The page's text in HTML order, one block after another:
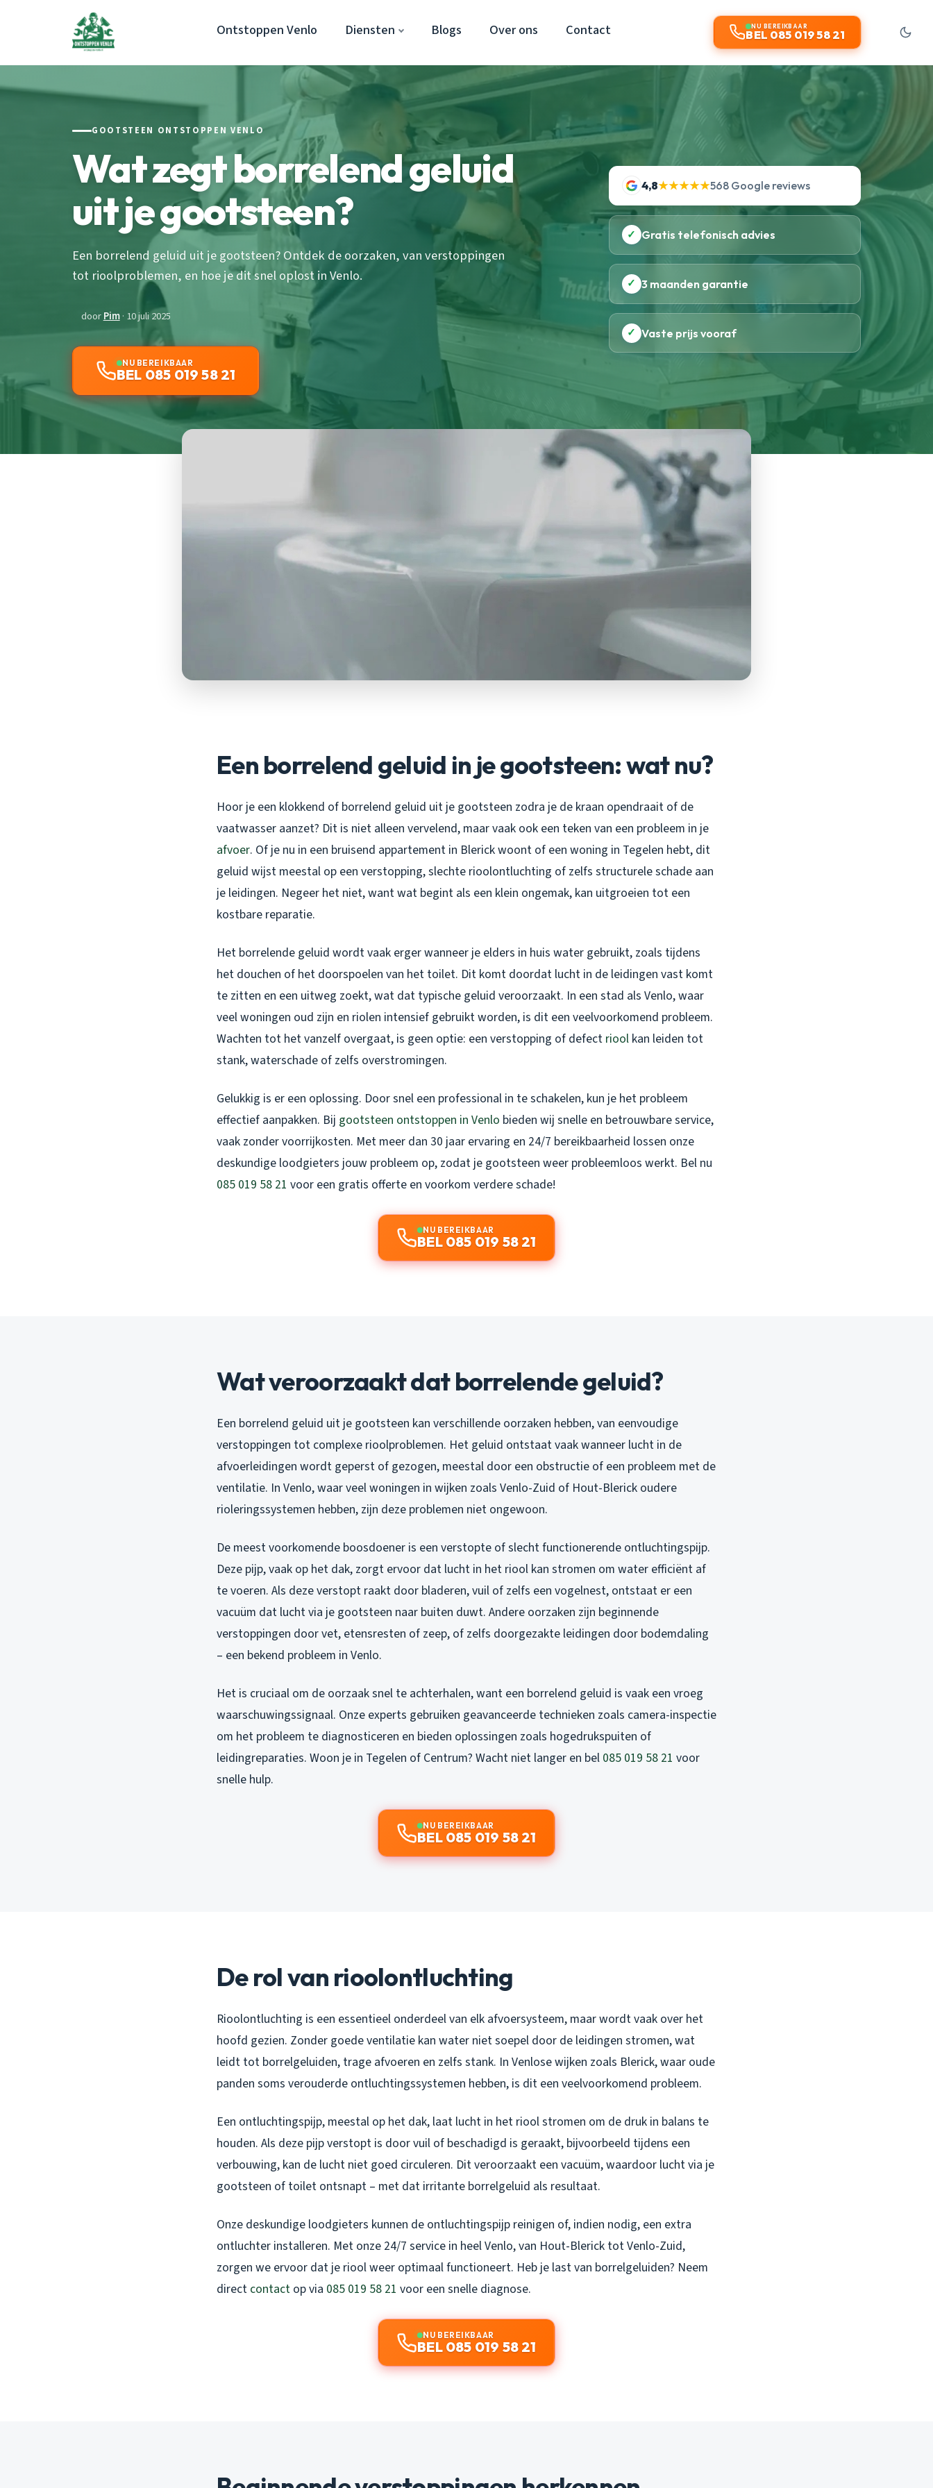
Ontstoppen Venlo Diensten Blogs Over ons Contact NU BEREIKBAAR
BEL 085 019 58 21
GOOTSTEEN ONTSTOPPEN VENLO
Wat zegt borrelend geluid
uit je gootsteen?
Een borrelend geluid uit je gootsteen? Ontdek de oorzaken, van verstoppingen
tot rioolproblemen, en hoe je dit snel oplost in Venlo.
doorPim· 10 juli 2025
NU BEREIKBAAR
BEL 085 019 58 21
4,8★★★★★568 Google reviews
✓ Gratis telefonisch advies
✓ 3 maanden garantie
✓ Vaste prijs vooraf
Een borrelend geluid in je gootsteen: wat nu?
Hoor je een klokkend of borrelend geluid uit je gootsteen zodra je de kraan opendraait of de
vaatwasser aanzet? Dit is niet alleen vervelend, maar vaak ook een teken van een probleem in je
afvoer. Of je nu in een bruisend appartement in Blerick woont of een woning in Tegelen hebt, dit
geluid wijst meestal op een verstopping, slechte rioolontluchting of zelfs structurele schade aan
je leidingen. Negeer het niet, want wat begint als een klein ongemak, kan uitgroeien tot een
kostbare reparatie.
Het borrelende geluid wordt vaak erger wanneer je elders in huis water gebruikt, zoals tijdens
het douchen of het doorspoelen van het toilet. Dit komt doordat lucht in de leidingen vast komt
te zitten en een uitweg zoekt, wat dat typische geluid veroorzaakt. In een stad als Venlo, waar
veel woningen oud zijn en riolen intensief gebruikt worden, is dit een veelvoorkomend probleem.
Wachten tot het vanzelf overgaat, is geen optie: een verstopping of defect riool kan leiden tot
stank, waterschade of zelfs overstromingen.
Gelukkig is er een oplossing. Door snel een professional in te schakelen, kun je het probleem
effectief aanpakken. Bij gootsteen ontstoppen in Venlo bieden wij snelle en betrouwbare service,
vaak zonder voorrijkosten. Met meer dan 30 jaar ervaring en 24/7 bereikbaarheid lossen onze
deskundige loodgieters jouw probleem op, zodat je gootsteen weer probleemloos werkt. Bel nu
085 019 58 21 voor een gratis offerte en voorkom verdere schade!
NU BEREIKBAAR
BEL 085 019 58 21
Wat veroorzaakt dat borrelende geluid?
Een borrelend geluid uit je gootsteen kan verschillende oorzaken hebben, van eenvoudige
verstoppingen tot complexe rioolproblemen. Het geluid ontstaat vaak wanneer lucht in de
afvoerleidingen wordt geperst of gezogen, meestal door een obstructie of een probleem met de
ventilatie. In Venlo, waar veel woningen in wijken zoals Venlo-Zuid of Hout-Blerick oudere
rioleringssystemen hebben, zijn deze problemen niet ongewoon.
De meest voorkomende boosdoener is een verstopte of slecht functionerende ontluchtingspijp.
Deze pijp, vaak op het dak, zorgt ervoor dat lucht in het riool kan stromen om water efficiënt af
te voeren. Als deze verstopt raakt door bladeren, vuil of zelfs een vogelnest, ontstaat er een
vacuüm dat lucht via je gootsteen naar buiten duwt. Andere oorzaken zijn beginnende
verstoppingen door vet, etensresten of zeep, of zelfs doorgezakte leidingen door bodemdaling
– een bekend probleem in Venlo.
Het is cruciaal om de oorzaak snel te achterhalen, want een borrelend geluid is vaak een vroeg
waarschuwingssignaal. Onze experts gebruiken geavanceerde technieken zoals camera-inspectie
om het probleem te diagnosticeren en bieden oplossingen zoals hogedrukspuiten of
leidingreparaties. Woon je in Tegelen of Centrum? Wacht niet langer en bel 085 019 58 21 voor
snelle hulp.
NU BEREIKBAAR
BEL 085 019 58 21
De rol van rioolontluchting
Rioolontluchting is een essentieel onderdeel van elk afvoersysteem, maar wordt vaak over het
hoofd gezien. Zonder goede ventilatie kan water niet soepel door de leidingen stromen, wat
leidt tot borrelgeluiden, trage afvoeren en zelfs stank. In Venlose wijken zoals Blerick, waar oude
panden soms verouderde ontluchtingssystemen hebben, is dit een veelvoorkomend probleem.
Een ontluchtingspijp, meestal op het dak, laat lucht in het riool stromen om de druk in balans te
houden. Als deze pijp verstopt is door vuil of beschadigd is geraakt, bijvoorbeeld tijdens een
verbouwing, kan de lucht niet goed circuleren. Dit veroorzaakt een vacuüm, waardoor lucht via je
gootsteen of toilet ontsnapt – met dat irritante borrelgeluid als resultaat.
Onze deskundige loodgieters kunnen de ontluchtingspijp reinigen of, indien nodig, een extra
ontluchter installeren. Met onze 24/7 service in heel Venlo, van Hout-Blerick tot Venlo-Zuid,
zorgen we ervoor dat je riool weer optimaal functioneert. Heb je last van borrelgeluiden? Neem
direct contact op via 085 019 58 21 voor een snelle diagnose.
NU BEREIKBAAR
BEL 085 019 58 21